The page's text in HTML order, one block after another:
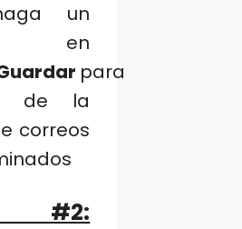
un
en
para
de la
correos
#2: